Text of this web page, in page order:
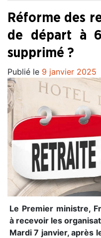
Réforme des
de départ à
supprimé ?
Publié le 9 janvier 2025
Le Premier ministre,
à recevoir les
Mardi 7 janvier, après